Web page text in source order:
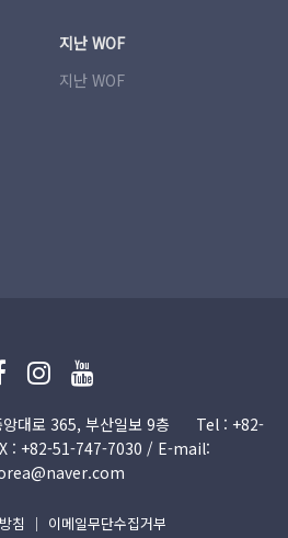
지난 WOF
지난 WOF
대로 365, 부산일보 9층
Tel : +82-
: +82-51­-747-7030 / E-mail:
침 ｜ 이메일무단수집거부